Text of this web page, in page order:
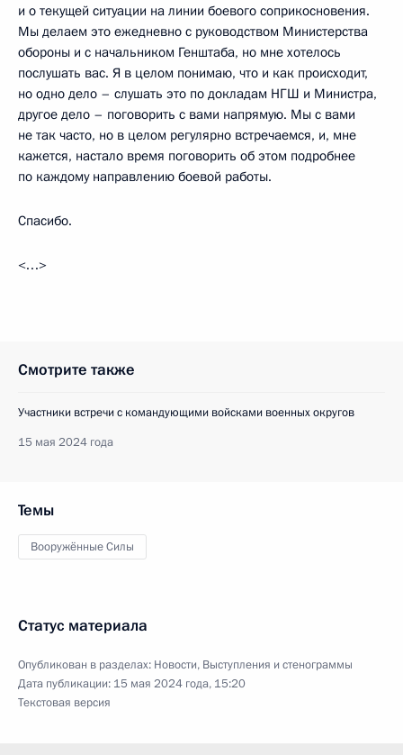
и о текущей ситуации на линии боевого соприкосновения.
Мы делаем это ежедневно с руководством Министерства
обороны и с начальником Генштаба, но мне хотелось
послушать вас. Я в целом понимаю, что и как происходит,
но одно дело – слушать это по докладам НГШ и Министра,
другое дело – поговорить с вами напрямую. Мы с вами
не так часто, но в целом регулярно встречаемся, и, мне
кажется, настало время поговорить об этом подробнее
по каждому направлению боевой работы.
Спасибо.
<…>
Смотрите также
Участники встречи с командующими войсками военных округов
15 мая 2024 года
Темы
Вооружённые Силы
Статус материала
Опубликован в разделах: Новости, Выступления и стенограммы
Дата публикации: 15 мая 2024 года, 15:20
Текстовая версия